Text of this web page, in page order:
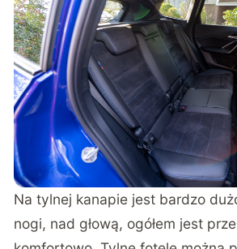
Na tylnej kanapie jest bardzo
nogi, nad głową, ogółem jest